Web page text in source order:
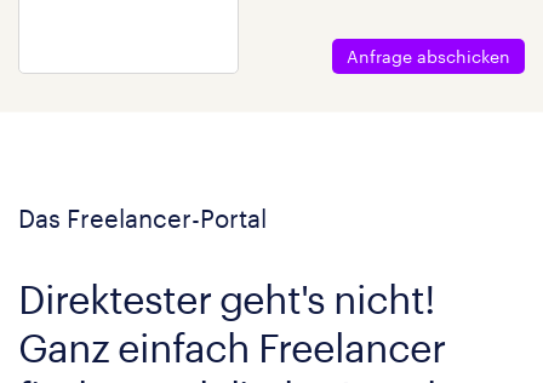
Anfrage abschicken
Das Freelancer-Portal
Direktester geht's nicht!
Ganz einfach Freelancer